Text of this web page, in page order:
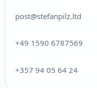
post@stefanpilz.ltd
+49 1590 6787569
+357 94 05 64 24